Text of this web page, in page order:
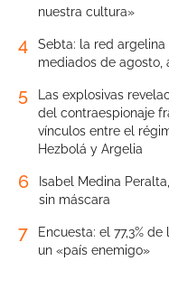
nuestra cultura»
4
Sebta: la red
mediados de agosto,
5
Las explosivas
del contraespionaje
vínculos entre el
Hezbolá y Argelia
6
Isabel Medina
sin máscara
7
Encuesta: el 77,3%
un «país enemigo»